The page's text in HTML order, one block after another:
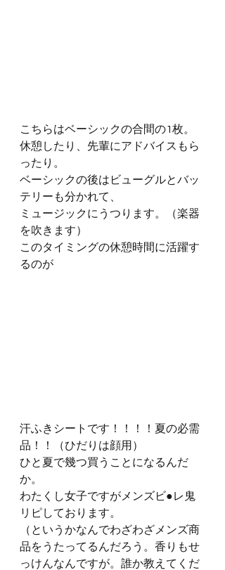
こちらはベーシックの合間の1枚。
休憩したり、先輩にアドバイスもら
ったり。
ベーシックの後はビューグルとバッ
テリーも分かれて、
ミュージックにうつります。（楽器
を吹きます）
このタイミングの休憩時間に活躍す
るのが
汗ふきシートです！！！！夏の必需
品！！（ひだりは顔用）
ひと夏で幾つ買うことになるんだ
か。
わたくし女子ですがメンズビ●レ鬼
リピしております。
（というかなんでわざわざメンズ商
品をうたってるんだろう。香りもせ
っけんなんですが。誰か教えてくだ